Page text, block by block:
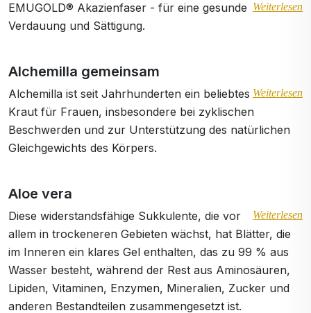
Weiterlesen
EMUGOLD® Akazienfaser - für eine gesunde
Verdauung und Sättigung.
Alchemilla gemeinsam
Weiterlesen
Alchemilla ist seit Jahrhunderten ein beliebtes
Kraut für Frauen, insbesondere bei zyklischen
Beschwerden und zur Unterstützung des natürlichen
Gleichgewichts des Körpers.
Aloe vera
Weiterlesen
Diese widerstandsfähige Sukkulente, die vor
allem in trockeneren Gebieten wächst, hat Blätter, die
im Inneren ein klares Gel enthalten, das zu 99 % aus
Wasser besteht, während der Rest aus Aminosäuren,
Lipiden, Vitaminen, Enzymen, Mineralien, Zucker und
anderen Bestandteilen zusammengesetzt ist.